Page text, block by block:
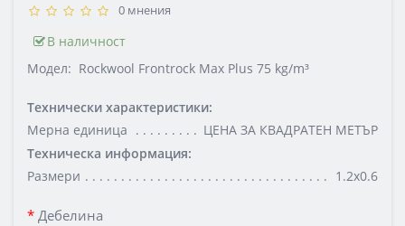
0 мнения
В наличност
Модел: Rockwool Frontrock Max Plus 75 kg/m³
Технически характеристики:
Мерна единица
ЦЕНА ЗА КВАДРАТЕН МЕТЪР
Техническа информация:
Размери
1.2х0.6
Дебелина